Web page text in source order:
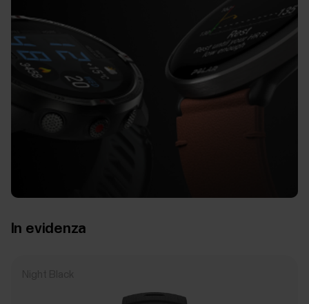
In evidenza